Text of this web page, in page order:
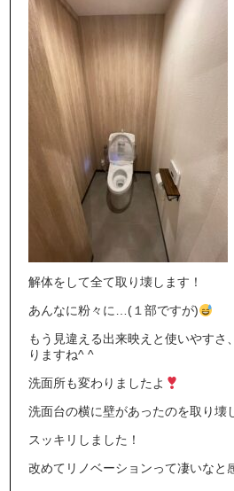
解体をして全て取り壊します！
あんなに粉々に…(１部ですが)
もう見違える出来映えと使いやすさ
りますね^ ^
洗面所も変わりましたよ
洗面台の横に壁があったのを取り壊
スッキリしました！
改めてリノベーションって凄いなと